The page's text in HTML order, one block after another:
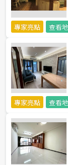
屏東縣
花蓮縣
金門
樓層
不拘
1樓
3樓
5~10樓
21樓以上
專家亮點
查看
專家亮點
查看